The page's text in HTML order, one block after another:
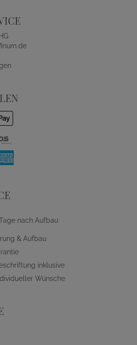
nach Aufbau
& Aufbau
inklusive
Wünsche